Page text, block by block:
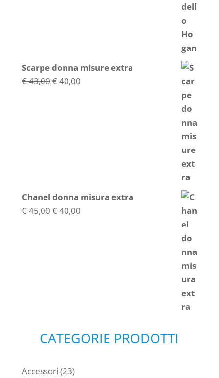
Scarpe donna misure extra
€43,00Il
€ 40,00Il
Chanel donna misura extra
€45,00Il
€ 40,00Il
CATEGORIE PRODOTTI
Accessori 2323